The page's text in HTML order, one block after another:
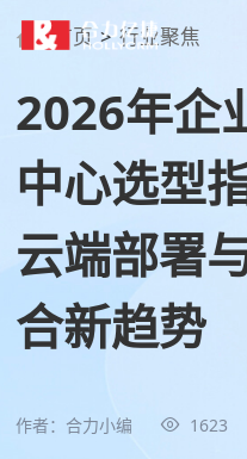
首页 > 行业聚焦
2026年企
中心选型
云端部署
合新趋势
作者：合力小编 1623